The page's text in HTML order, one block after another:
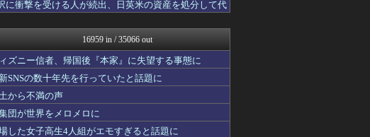
アナ速‐女子アナ画像速報
今日速2ch
り...
異世界転生まとめ速報
阪神タイガースちゃんねる
まとめ芸能＠美女画像まとめ...
ｗ...
ない...
VIPPER速報
、国...
U-1 NEWS.
に衝撃を受ける人が続出、日英米の資産を処分して代
16959 in / 35066 out
ニー信者、帰国後『本家』に失望する事態に
の数十年先を行っていたと話題に
から不満の声
団が世界をメロメロに
した女子高生4人組がエモすぎると話題に